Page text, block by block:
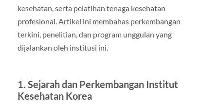
kesehatan, serta pelatihan tenaga kesehatan
profesional. Artikel ini membahas perkembangan
terkini, penelitian, dan program unggulan yang
dijalankan oleh institusi ini.
1. Sejarah dan Perkembangan Institut
Kesehatan Korea